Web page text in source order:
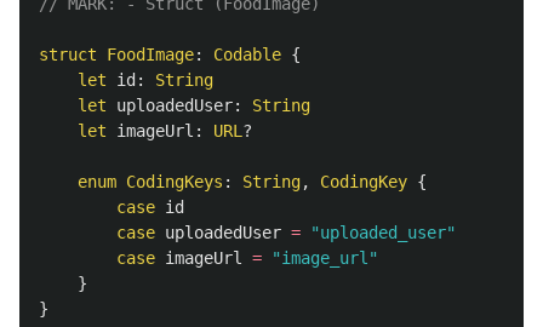
struct FoodImage: Codable {
let
id :
String
let
uploadedUser:
String
let
imageUrl : URL ?
enum CodingKeys : String, CodingKey {
case id
case uploadedUser =
"uploaded_user"
case imageUrl =
"image_url"
}
}